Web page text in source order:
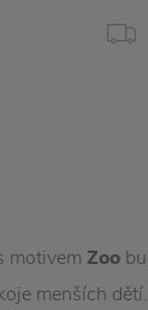
motivem Zoo
menších